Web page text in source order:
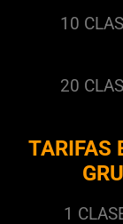
10
20
TARIFAS
1